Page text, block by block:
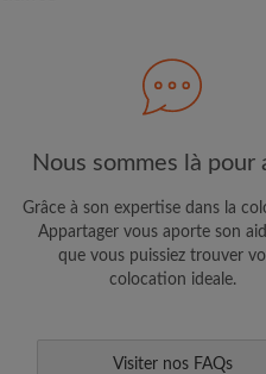
CRÉER PROFIL
par e-mail
Nous sommes là pour
Grâce à son expertise dans la
Appartager vous aporte son
que vous puissiez trouver
colocation ideale.
Visiter nos FAQs